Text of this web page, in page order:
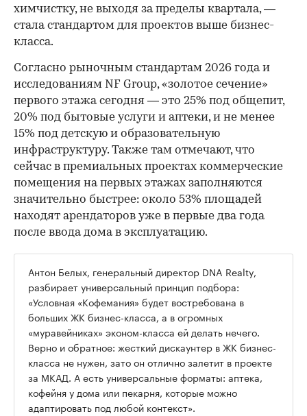
химчистку, не выходя за пределы квартала, —
стала стандартом для проектов выше бизнес-
класса.
Согласно рыночным стандартам 2026 года и
исследованиям NF Group, «золотое сечение»
первого этажа сегодня — это 25% под общепит,
20% под бытовые услуги и аптеки, и не менее
15% под детскую и образовательную
инфраструктуру. Также там отмечают, что
сейчас в премиальных проектах коммерческие
помещения на первых этажах заполняются
значительно быстрее: около 53% площадей
находят арендаторов уже в первые два года
после ввода дома в эксплуатацию.
Антон Белых, генеральный директор DNA Realty,
разбирает универсальный принцип подбора:
«Условная «Кофемания» будет востребована в
больших ЖК бизнес-класса, а в огромных
«муравейниках» эконом-класса ей делать нечего.
Верно и обратное: жесткий дискаунтер в ЖК бизнес-
класса не нужен, зато он отлично залетит в проекте
за МКАД. А есть универсальные форматы: аптека,
кофейня у дома или пекарня, которые можно
адаптировать под любой контекст».